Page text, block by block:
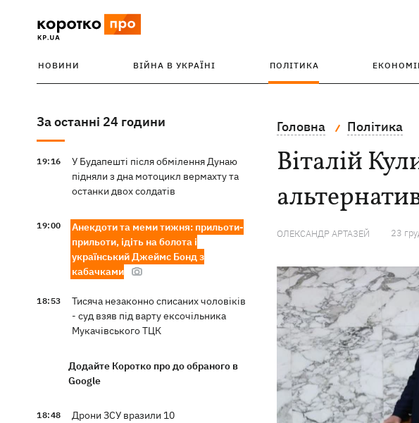
НОВИНИ ВІЙНА В УКРАЇНІ ПОЛІТИКА
За останні 24 години
19:16
У Будапешті після обмілення Дунаю
підняли з дна мотоцикл вермахту та
останки двох солдатів
19:00
Анекдоти та меми тижня: прильоти-
прильоти, ідіть на болота і
український Джеймс Бонд з
кабачками
18:53
Тисяча незаконно списаних чоловіків
- суд взяв під варту ексочільника
Мукачівського ТЦК
Додайте Коротко про до обраного в
Google
18:48
Дрони ЗСУ вразили 10
Головна Політика
Віталій
ОЛЕКСАНДР АРТАЗЕЙ 23